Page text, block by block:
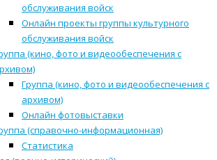
обслуживания войск
Онлайн проекты группы культурного
обслуживания войск
(кино, фото и видеообеспечения с
Группа (кино, фото и видеообеспечения с
архивом)
Онлайн фотовыставки
(справочно-информационная)
Статистика